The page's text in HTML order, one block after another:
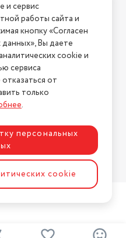
Напишите нам
У нас есть всё!
ASTDESIGN
и сервис
работы сайта и
кнопку «Согласен
Вы даете
cookie и
сервиса
от
только
.
персональных
cookie